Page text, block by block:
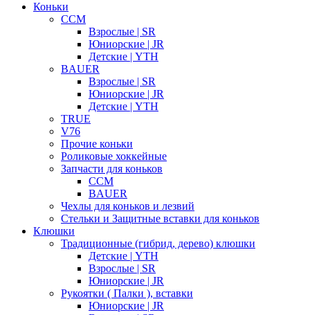
Коньки
CCM
Взрослые | SR
Юниорские | JR
Детские | YTH
BAUER
Взрослые | SR
Юниорские | JR
Детские | YTH
TRUE
V76
Прочие коньки
Роликовые хоккейные
Запчасти для коньков
CCM
BAUER
Чехлы для коньков и лезвий
Стельки и Защитные вставки для коньков
Клюшки
Традиционные (гибрид, дерево) клюшки
Детские | YTH
Взрослые | SR
Юниорские | JR
Рукоятки ( Палки ), вставки
Юниорские | JR